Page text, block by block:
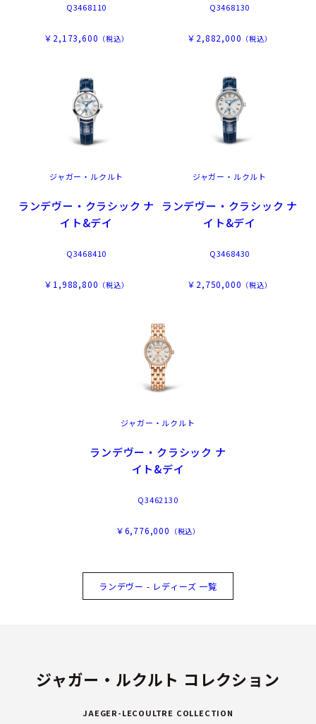
Q3468110
￥2,173,600 （税込）
Q3468130
￥2,882,000 （税込）
ジャガー・ルクルト
ランデヴー・クラシック ナ
イト&デイ
Q3468410
￥1,988,800 （税込）
ジャガー・ルクルト
ランデヴー・クラシック ナ
イト&デイ
Q3468430
￥2,750,000 （税込）
ジャガー・ルクルト
ランデヴー・クラシック ナ
イト&デイ
Q3462130
￥6,776,000 （税込）
ランデヴー - レディーズ 一覧
ジャガー・ルクルト コレクション
JAEGER-LECOULTRE COLLECTION